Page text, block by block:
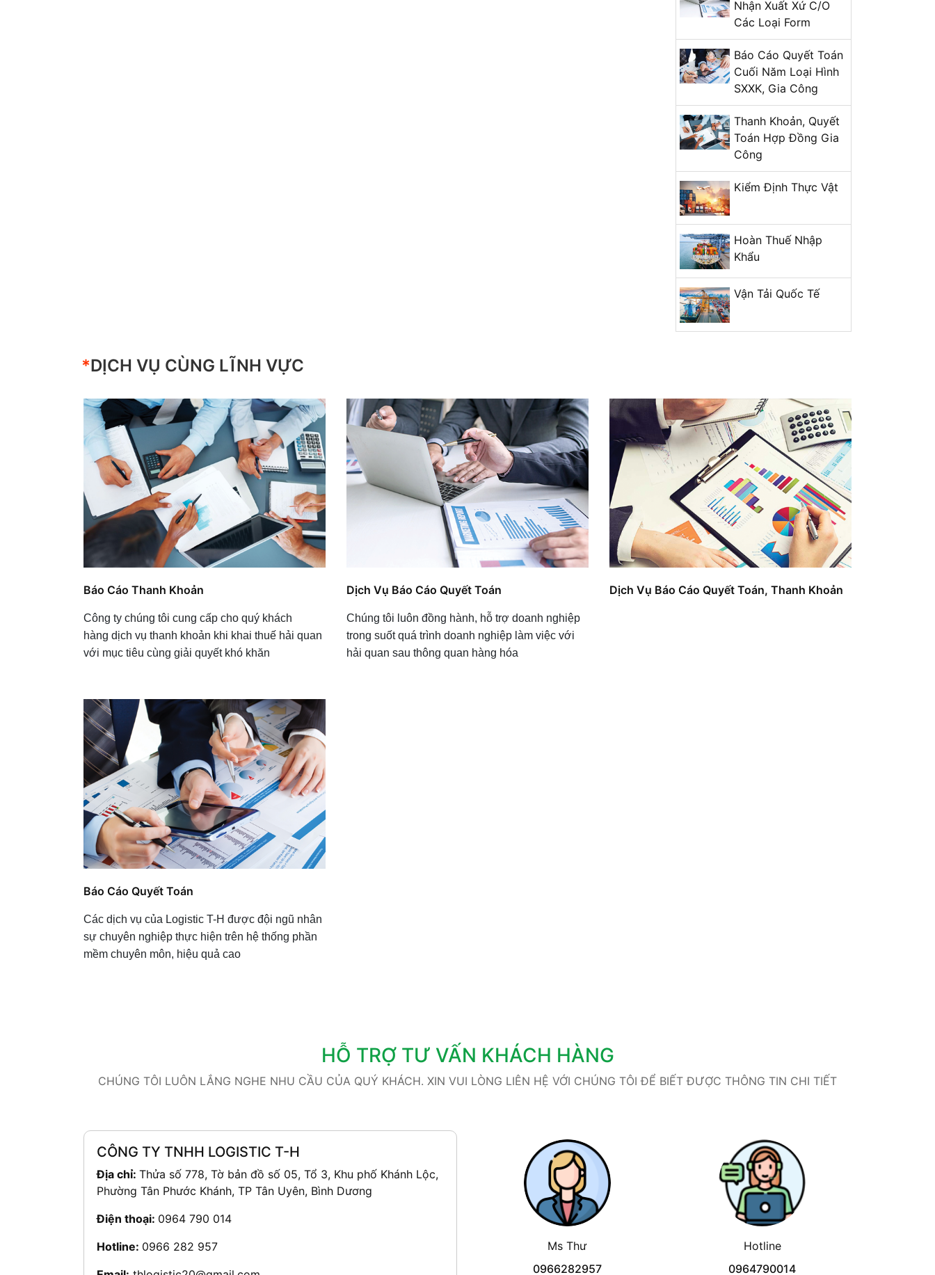
Nhận Xuất Xứ C/O
Các Loại Form
Báo Cáo Quyết Toán
Cuối Năm Loại Hình
SXXK, Gia Công
Thanh Khoản, Quyết
Toán Hợp Đồng Gia
Công
Kiểm Định Thực Vật
Hoàn Thuế Nhập
Khẩu
Vận Tải Quốc Tế
*DỊCH VỤ CÙNG LĨNH VỰC
Báo Cáo Thanh Khoản
Công ty chúng tôi cung cấp cho quý khách
hàng dịch vụ thanh khoản khi khai thuế hải quan
với mục tiêu cùng giải quyết khó khăn
Dịch Vụ Báo Cáo Quyết Toán
Chúng tôi luôn đồng hành, hỗ trợ doanh nghiệp
trong suốt quá trình doanh nghiệp làm việc với
hải quan sau thông quan hàng hóa
Dịch Vụ Báo Cáo Quyết Toán, Thanh Khoản
Báo Cáo Quyết Toán
Các dịch vụ của Logistic T-H được đội ngũ nhân
sự chuyên nghiệp thực hiện trên hệ thống phần
mềm chuyên môn, hiệu quả cao
HỖ TRỢ TƯ VẤN KHÁCH HÀNG
CHÚNG TÔI LUÔN LẮNG NGHE NHU CẦU CỦA QUÝ KHÁCH. XIN VUI LÒNG LIÊN HỆ VỚI CHÚNG TÔI ĐỂ BIẾT ĐƯỢC THÔNG TIN CHI TIẾT
CÔNG TY TNHH LOGISTIC T-H
Địa chỉ: Thửa số 778, Tờ bản đồ số 05, Tổ 3, Khu phố Khánh Lộc,
Phường Tân Phước Khánh, TP Tân Uyên, Bình Dương
Điện thoại: 0964 790 014
Hotline: 0966 282 957
Ms Thư
0966282957
Hotline
0964790014